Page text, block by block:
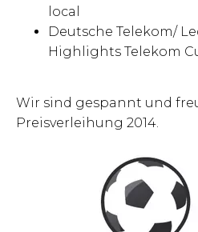
local
Deutsche Telekom/
Highlights Telekom
Wir sind gespannt und
Preisverleihung 2014.